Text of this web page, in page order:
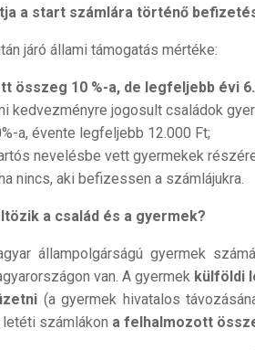
a start számlára történő
járó állami támogatás mértéke:
összeg 10 %-a, de legfeljebb évi
kedvezményre jogosult családok
a, évente legfeljebb 12.000 Ft;
nevelésbe vett gyermekek
nincs, aki befizessen a számlájukra.
a család és a gyermek?
állampolgárságú gyermek
van. A gyermek külföldi
(a gyermek hivatalos
számlákon a felhalmozott